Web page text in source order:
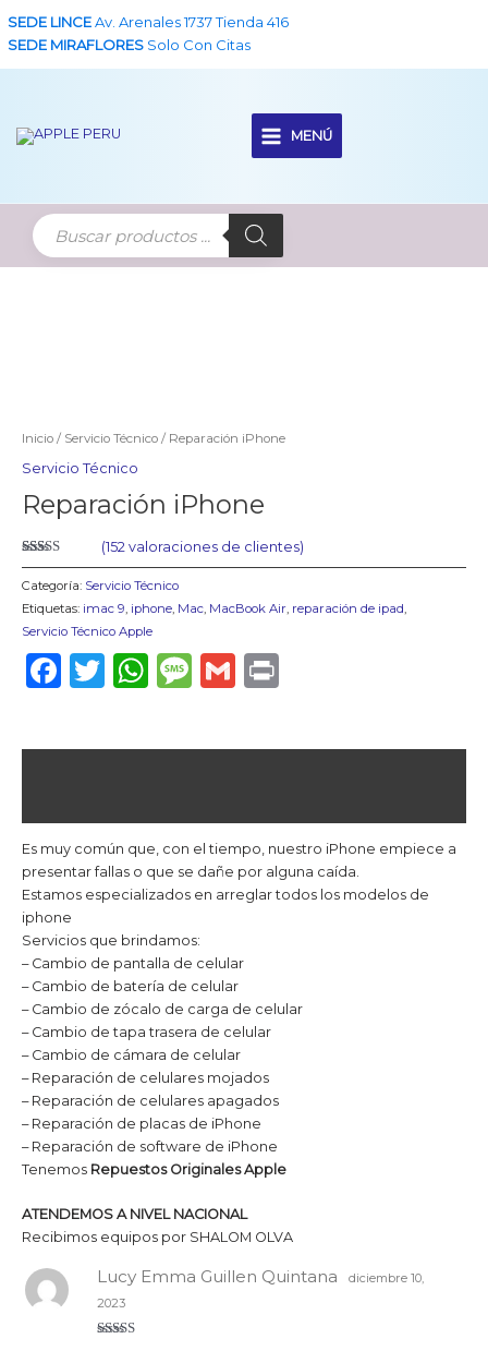
SEDE LINCEAv. Arenales 1737 Tienda 416
SEDE MIRAFLORES Solo Con Citas
Main
MENÚ
Inicio / Servicio Técnico / Reparación iPhone
Servicio Técnico
Reparación iPhone
Valorado
con4.22
de 5 en
base a
131
valoraciones
de clientes
(152 valoraciones de clientes)
Categoría: Servicio Técnico
Etiquetas: imac 9, iphone, Mac, MacBook Air, reparación de ipad,
Servicio Técnico Apple
Facebook
Twitter
WhatsApp
Message
Gmail
Es muy común que, con el tiempo, nuestro iPhone empiece a
presentar fallas o que se dañe por alguna caída.
Estamos especializados en arreglar todos los modelos de
iphone
Servicios que brindamos:
– Cambio de pantalla de celular
– Cambio de batería de celular
– Cambio de zócalo de carga de celular
– Cambio de tapa trasera de celular
– Cambio de cámara de celular
– Reparación de celulares mojados
– Reparación de celulares apagados
– Reparación de placas de iPhone
– Reparación de software de iPhone
Tenemos Repuestos OriginalesApple
ATENDEMOS A NIVEL NACIONAL
Recibimos equipos por SHALOM OLVA
Lucy Emma Guillen Quintana
diciembre 10,
2023